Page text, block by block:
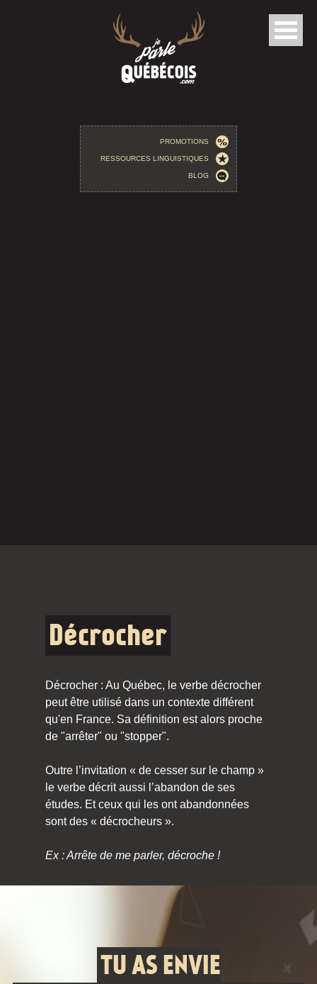
PROMOTIONS
RESSOURCES LINGUISTIQUES
BLOG
Décrocher
Décrocher : Au Québec, le verbe décrocher
peut être utilisé dans un contexte différent
qu'en France. Sa définition est alors proche
de "arrêter" ou "stopper".
Outre l’invitation « de cesser sur le champ »
le verbe décrit aussi l’abandon de ses
études. Et ceux qui les ont abandonnées
sont des « décrocheurs ».
Ex : Arrête de me parler, décroche !
TU AS ENVIE